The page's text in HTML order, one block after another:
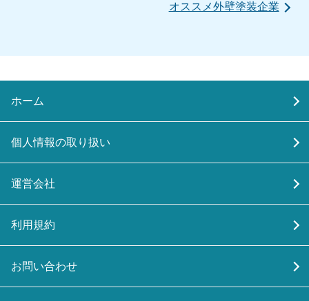
オススメ外壁塗装企業
ホーム
個人情報の取り扱い
運営会社
利用規約
お問い合わせ